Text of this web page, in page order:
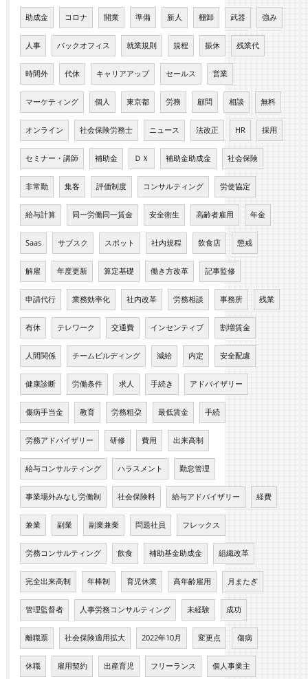
助成金 コロナ 開業 準備 新人 棚卸 武器 強み
人事 バックオフィス 就業規則 規程 振休 残業代
時間外 代休 キャリアアップ セールス 営業
マーケティング 個人 東京都 労務 顧問 相談 無料
オンライン 社会保険労務士 ニュース 法改正 HR 採用
セミナー・講師 補助金 ＤＸ 補助金助成金 社会保険
非常勤 集客 評価制度 コンサルティング 労使協定
給与計算 同一労働同一賃金 安全衛生 高齢者雇用 年金
Saas サブスク スポット 社内規程 飲食店 懲戒
解雇 年度更新 算定基礎 働き方改革 記事監修
申請代行 業務効率化 社内改革 労務相談 事務所 残業
有休 テレワーク 交通費 インセンティブ 割増賃金
人間関係 チームビルディング 減給 内定 安全配慮
健康診断 労働条件 求人 手続き アドバイザリー
傷病手当金 教育 労務粗朶 最低賃金 手続
労務アドバイザリー 研修 費用 出来高制
給与コンサルティング ハラスメント 勤怠管理
事業場外みなし労働制 社会保険料 給与アドバイザリー 経費
兼業 副業 副業兼業 問題社員 フレックス
労務コンサルティング 飲食 補助基金助成金 組織改革
完全出来高制 年棒制 育児休業 高年齢雇用 月またぎ
管理監督者 人事労務コンサルティング 未経験 成功
離職票 社会保険適用拡大 2022年10月 変更点 傷病
休職 雇用契約 出産育児 フリーランス 個人事業主